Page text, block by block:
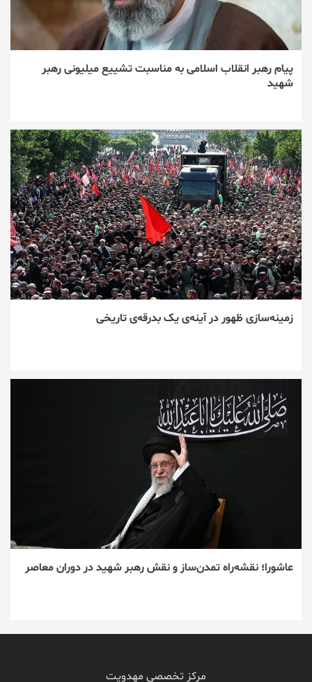
پیام رهبر انقلاب اسلامی به مناسبت تشییع میلیونی رهبر
شهید
زمینه‌سازی ظهور در آینه‌ی یک بدرقه‌ی تاریخی
عاشورا؛ نقشه‌راه تمدن‌ساز و نقش رهبر شهید در دوران معاصر
مرکز تخصصی مهدویت